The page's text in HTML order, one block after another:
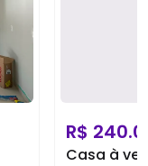
R$
Casa à